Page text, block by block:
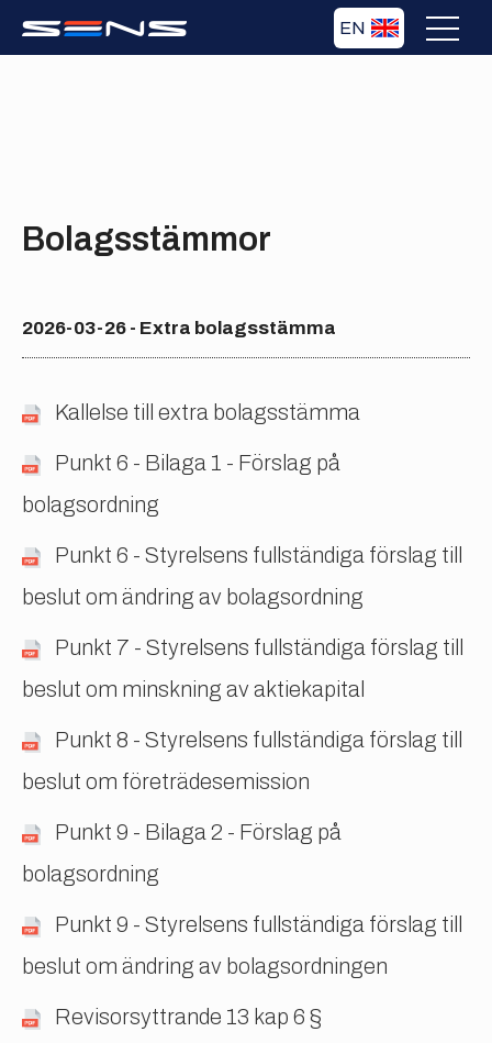
EN
Bolagsstämmor
2026-03-26 - Extra bolagsstämma
Kallelse till extra bolagsstämma
Punkt 6 - Bilaga 1 - Förslag på
bolagsordning
Punkt 6 - Styrelsens fullständiga förslag till
beslut om ändring av bolagsordning
Punkt 7 - Styrelsens fullständiga förslag till
beslut om minskning av aktiekapital
Punkt 8 - Styrelsens fullständiga förslag till
beslut om företrädesemission
Punkt 9 - Bilaga 2 - Förslag på
bolagsordning
Punkt 9 - Styrelsens fullständiga förslag till
beslut om ändring av bolagsordningen
Revisorsyttrande 13 kap 6 §